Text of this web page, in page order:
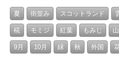
夏 街並み スコットランド
椛 モミジ 紅葉 もみじ 山
9月 10月 緑 秋 外国